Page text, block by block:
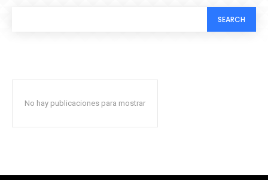
SEARCH
No hay publicaciones para mostrar